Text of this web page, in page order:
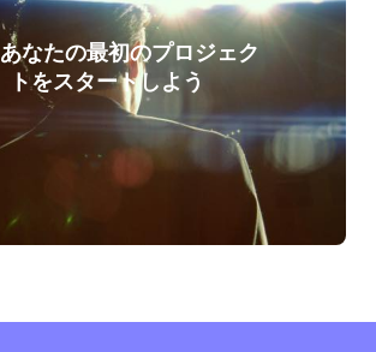
あなたの最初のプロジェク
トをスタートしよう